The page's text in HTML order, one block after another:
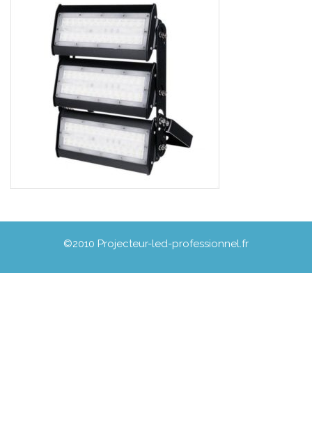
©2010 Projecteur-led-professionnel.fr